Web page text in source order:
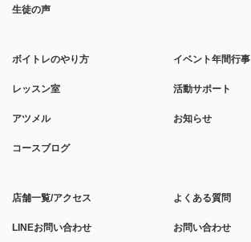
生徒の声
ボイトレのやり方 イベント年間行事
レッスン室 活動サポート
アツメル お知らせ
コースブログ
店舗一覧/アクセス よくある質問
LINEお問い合わせ お問い合わせ